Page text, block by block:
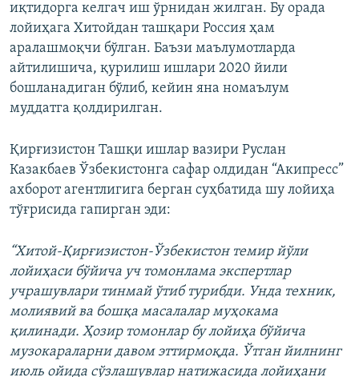
иқтидорга келгач иш ўрнидан жилган. Бу орада
лойиҳага Хитойдан ташқари Россия ҳам
аралашмоқчи бўлган. Баъзи маълумотларда
айтилишича, қурилиш ишлари 2020 йили
бошланадиган бўлиб, кейин яна номаълум
муддатга қолдирилган.
Қирғизистон Ташқи ишлар вазири Руслан
Казакбаев Ўзбекистонга сафар олдидан “Акипресс”
ахборот агентлигига берган суҳбатида шу лойиҳа
тўғрисида гапирган эди:
“Хитой-Қирғизистон-Ўзбекистон темир йўли
лойиҳаси бўйича уч томонлама экспертлар
учрашувлари тинмай ўтиб турибди. Унда техник,
молиявий ва бошқа масалалар муҳокама
қилинади. Ҳозир томонлар бу лойиҳа бўйича
музокараларни давом эттирмоқда. Ўтган йилнинг
июль ойида сўзлашувлар натижасида лойиҳани